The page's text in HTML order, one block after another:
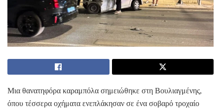
Μια θανατηφόρα καραμπόλα σημειώθηκε στη Βουλιαγμένης,
όπου τέσσερα οχήματα ενεπλάκησαν σε ένα σοβαρό τροχαίο